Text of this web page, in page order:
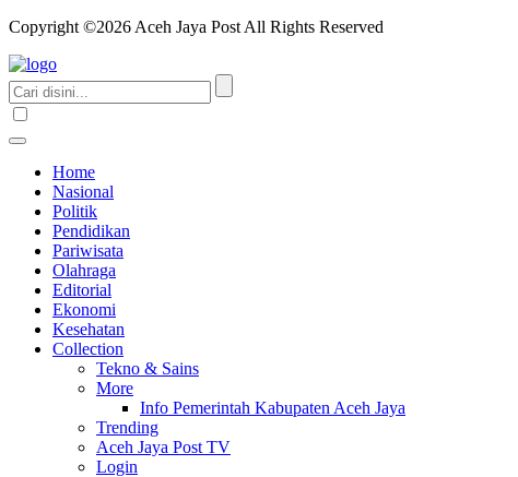
Copyright ©2026 Aceh Jaya Post All Rights Reserved
Home
Nasional
Politik
Pendidikan
Pariwisata
Olahraga
Editorial
Ekonomi
Kesehatan
Collection
Tekno & Sains
More
Info Pemerintah Kabupaten Aceh Jaya
Trending
Aceh Jaya Post TV
Login